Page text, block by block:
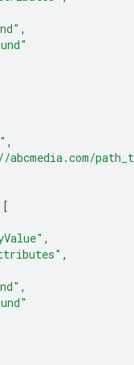
,
,
[
,
,
,